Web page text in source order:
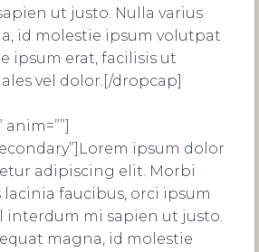
ut justo. Nulla varius
id molestie ipsum volutpat
ipsum erat, facilisis ut
vel dolor.[/dropcap]
anim=””]
ipsum dolor
adipiscing elit. Morbi
lacinia faucibus, orci ipsum
interdum mi sapien ut justo.
magna, id molestie